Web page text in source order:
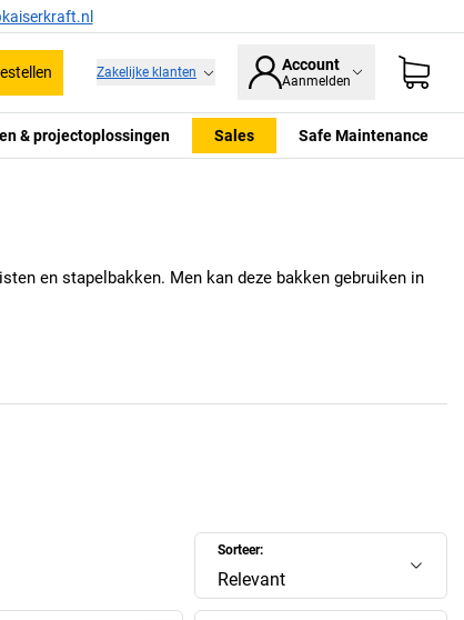
Zakelijke klanten Account
Aanmelden
& projectoplossingen Sales Safe Maintenance
en stapelbakken. Men kan deze bakken gebruiken in
Sorteer:
Relevant